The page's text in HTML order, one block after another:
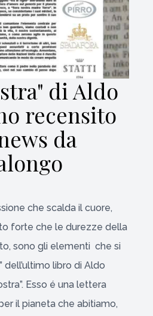
di Aldo
recensito
da
che scalda il cuore,
forte che le durezze della
sono gli elementi che si
dell’ultimo libro di Aldo
Esso é una lettera
il pianeta che abitiamo,